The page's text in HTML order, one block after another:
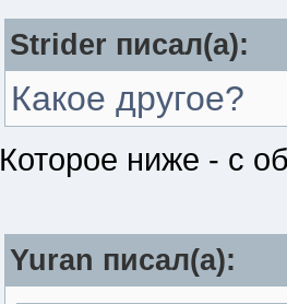
Strider писал(a):
Какое другое?
Которое ниже - с
Yuran писал(a):